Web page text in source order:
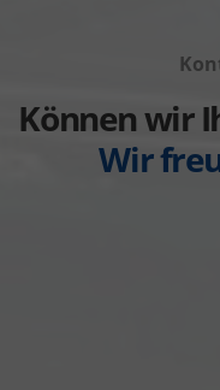
anzeigen
Können wir
Wir